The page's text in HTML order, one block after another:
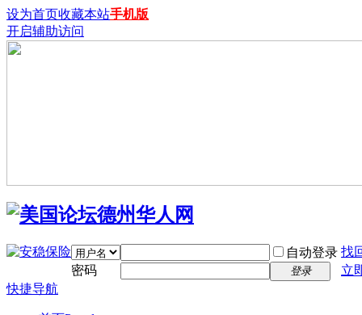
设为首页收藏本站手机版
开启辅助访问
自动登录 找
密码
登录
立
快捷导航